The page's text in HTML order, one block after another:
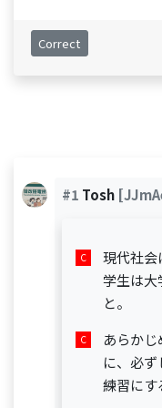
Correct
#1 Tosh
現代社会
学生は大
と。
あらか
に、必
練習にす